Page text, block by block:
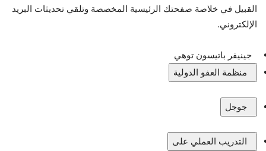
القبيل في خلاصة صفحتك الرئيسية المخصصة وتلقي تحديثات البريد
الإلكتروني.
جينيفر باتيسون توهي
منظمة العفو الدولية
جوجل
التدريب العملي على